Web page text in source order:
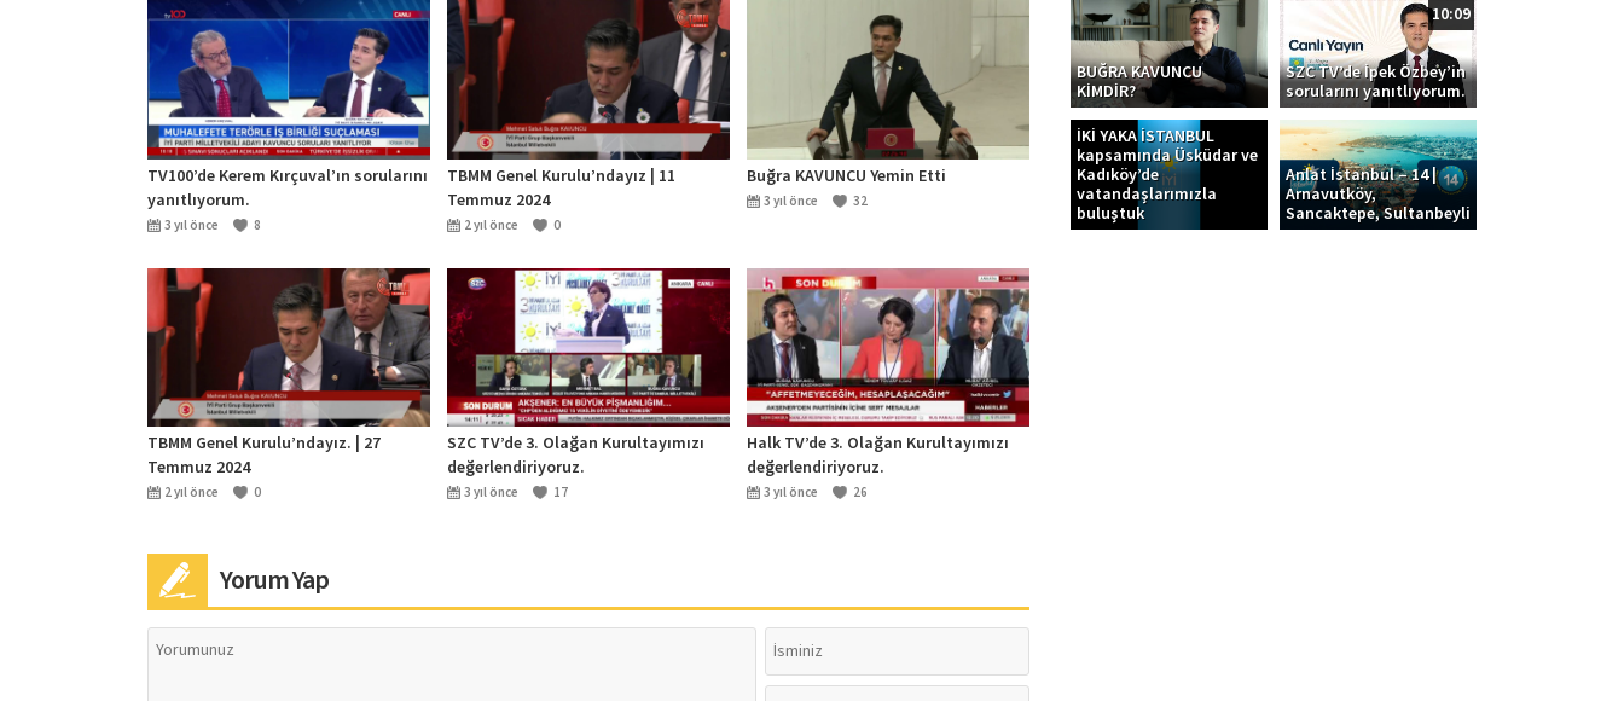
TV100’de Kerem Kırçuval’ın sorularını
yanıtlıyorum.
3 yıl önce 8
TBMM Genel Kurulu’ndayız | 11
Temmuz 2024
2 yıl önce 0
Buğra KAVUNCU Yemin Etti
3 yıl önce 32
TBMM Genel Kurulu’ndayız. | 27
Temmuz 2024
2 yıl önce 0
SZC TV’de 3. Olağan Kurultayımızı
değerlendiriyoruz.
3 yıl önce 17
Halk TV’de 3. Olağan Kurultayımızı
değerlendiriyoruz.
3 yıl önce 26
Yorum Yap
BUĞRA KAVUNCU
KİMDİR?
10:09
SZC TV’de İpek Özbey’in
sorularını yanıtlıyorum.
İKİ YAKA İSTANBUL
kapsamında Üsküdar ve
Kadıköy’de
vatandaşlarımızla
buluştuk
Anlat İstanbul – 14 |
Arnavutköy,
Sancaktepe, Sultanbeyli